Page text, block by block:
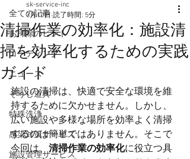
全ての記事
お掃除のヒント
コーティング
ニュース
そうじ道具
特殊洗浄
感染対策サービス
施設管理サービス
清掃作業の効率化：施設清
掃を効率化するための実践
ガイド
sk-service-inc
3月10日 読了時間: 5分
施設の清掃は、快適で安全な環境を維
持するために欠かせません。しかし、
広い施設や多様な場所を効率よく清掃
するのは簡単ではありません。そこで
今回は、清掃作業の効率化に役立つ具